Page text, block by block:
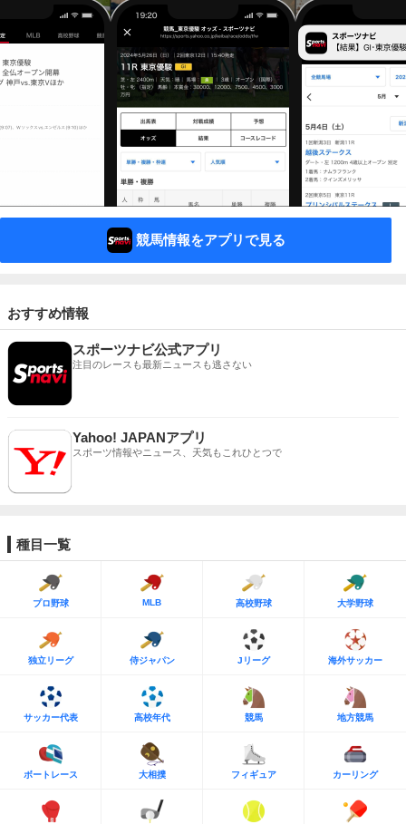
競馬情報をアプリで見る
おすすめ情報
スポーツナビ公式アプリ
注目のレースも最新ニュースも逃さない
Yahoo! JAPANアプリ
スポーツ情報やニュース、天気もこれひとつで
種目一覧
プロ野球 MLB 高校野球 大学野球
独立リーグ 侍ジャパン Jリーグ 海外サッカー
サッカー代表 高校年代 競馬 地方競馬
ボートレース 大相撲 フィギュア カーリング